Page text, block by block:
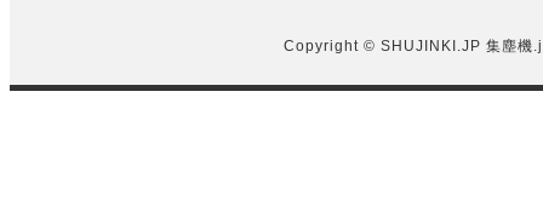
Copyright © SHUJINKI.JP 集塵機